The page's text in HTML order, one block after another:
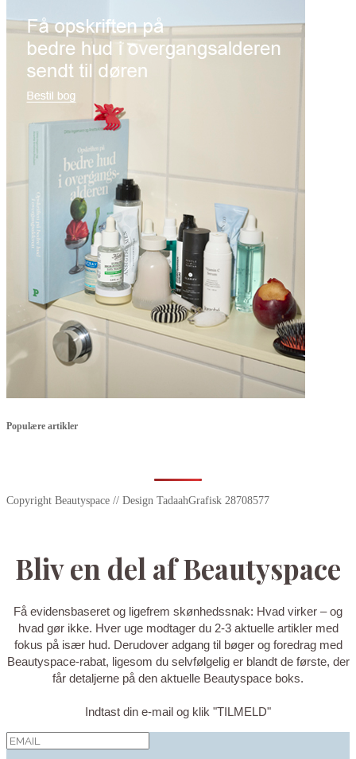
Populære artikler
Copyright Beautyspace // Design TadaahGrafisk 28708577
Bliv en del af Beautyspace
Få evidensbaseret og ligefrem skønhedssnak: Hvad virker – og
hvad gør ikke. Hver uge modtager du 2-3 aktuelle artikler med
fokus på især hud. Derudover adgang til bøger og foredrag med
Beautyspace-rabat, ligesom du selvfølgelig er blandt de første, der
får detaljerne på den aktuelle Beautyspace boks.
Indtast din e-mail og klik "TILMELD"